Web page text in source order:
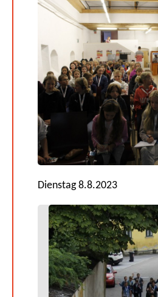
Dienstag 8.8.2023